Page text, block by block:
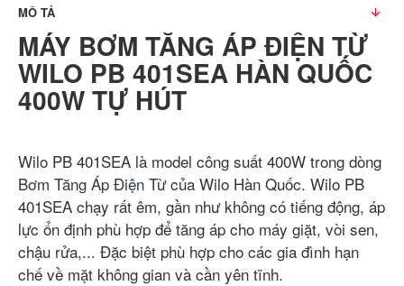
MÔ TẢ
MÁY BƠM TĂNG ÁP ĐIỆN TỪ
WILO PB 401SEA HÀN QUỐC
400W TỰ HÚT
Wilo PB 401SEA là model công suất 400W trong dòng
Bơm Tăng Áp Điện Từcủa Wilo Hàn Quốc. Wilo PB
401SEA chạy rất êm, gần như không có tiếng động, áp
lực ổn định phù hợp để tăng áp cho máy giặt, vòi sen,
chậu rửa,... Đặc biệt phù hợp cho các gia đình hạn
chế về mặt không gian và cần yên tĩnh.